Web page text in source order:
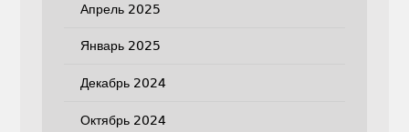
Апрель 2025
Январь 2025
Декабрь 2024
Октябрь 2024